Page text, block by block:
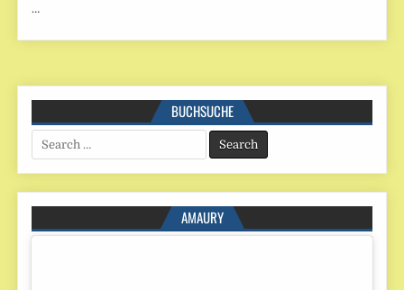
…
BUCHSUCHE
Search
for:
AMAURY